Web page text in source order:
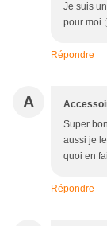
Je suis
pour moi
Répondre
A
Super
aussi je
quoi en
Répondre